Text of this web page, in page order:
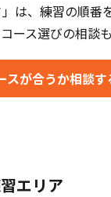
は、練習の順番
ース選びの相談も
スが合うか相談す
エリア